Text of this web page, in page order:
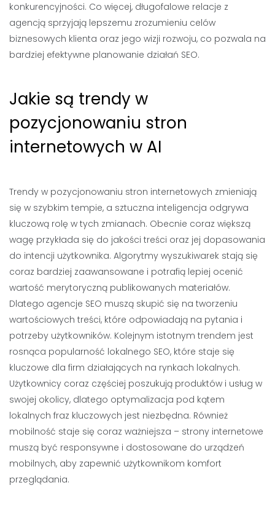
konkurencyjności. Co więcej, długofalowe relacje z
agencją sprzyjają lepszemu zrozumieniu celów
biznesowych klienta oraz jego wizji rozwoju, co pozwala na
bardziej efektywne planowanie działań SEO.
Jakie są trendy w
pozycjonowaniu stron
internetowych w AI
Trendy w pozycjonowaniu stron internetowych zmieniają
się w szybkim tempie, a sztuczna inteligencja odgrywa
kluczową rolę w tych zmianach. Obecnie coraz większą
wagę przykłada się do jakości treści oraz jej dopasowania
do intencji użytkownika. Algorytmy wyszukiwarek stają się
coraz bardziej zaawansowane i potrafią lepiej ocenić
wartość merytoryczną publikowanych materiałów.
Dlatego agencje SEO muszą skupić się na tworzeniu
wartościowych treści, które odpowiadają na pytania i
potrzeby użytkowników. Kolejnym istotnym trendem jest
rosnąca popularność lokalnego SEO, które staje się
kluczowe dla firm działających na rynkach lokalnych.
Użytkownicy coraz częściej poszukują produktów i usług w
swojej okolicy, dlatego optymalizacja pod kątem
lokalnych fraz kluczowych jest niezbędna. Również
mobilność staje się coraz ważniejsza – strony internetowe
muszą być responsywne i dostosowane do urządzeń
mobilnych, aby zapewnić użytkownikom komfort
przeglądania.